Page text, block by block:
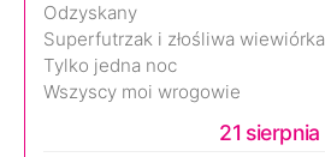
Odzyskany
Superfutrzak i złośliwa wiewiórka
Tylko jedna noc
Wszyscy moi wrogowie
21 sierpnia